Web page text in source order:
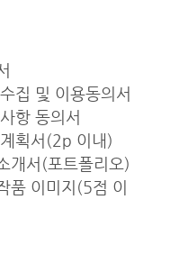
및 이용동의서
동의서
서(2p 이내)
서(포트폴리오)
이미지(5점 이